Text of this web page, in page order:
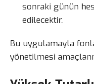
sonraki günün
edilecektir.
Bu uygulamayla
yönetilmesi